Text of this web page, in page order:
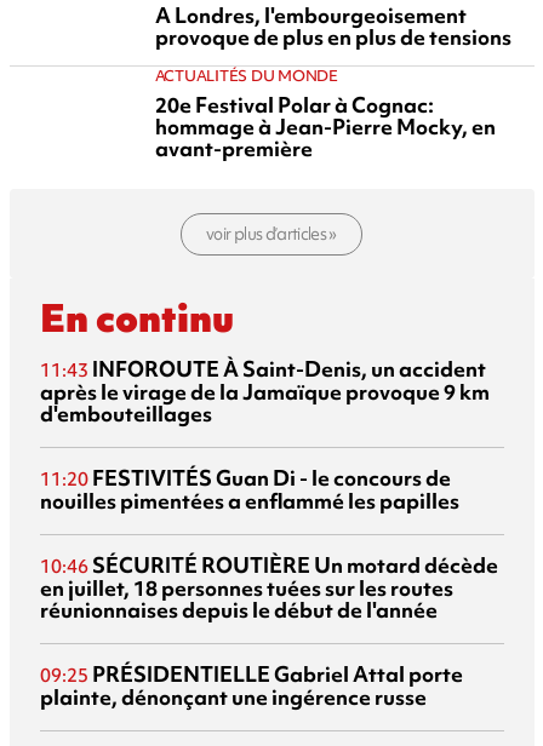
A Londres, l'embourgeoisement
provoque de plus en plus de tensions
ACTUALITÉS DU MONDE
20e Festival Polar à Cognac:
hommage à Jean-Pierre Mocky, en
avant-première
voir plus d’articles »
En continu
11:43 INFOROUTEÀ Saint-Denis, un accident
après le virage de la Jamaïque provoque 9 km
d'embouteillages
11:20 FESTIVITÉSGuan Di - le concours de
nouilles pimentées a enflammé les papilles
10:46 SÉCURITÉ ROUTIÈRE Un motard décède
en juillet, 18 personnes tuées sur les routes
réunionnaises depuis le début de l'année
09:25 PRÉSIDENTIELLEGabriel Attal porte
plainte, dénonçant une ingérence russe